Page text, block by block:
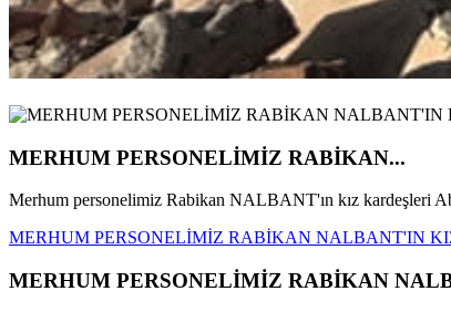
MERHUM PERSONELİMİZ RABİKAN...
Merhum personelimiz Rabikan NALBANT'ın kız
MERHUM PERSONELİMİZ RABİKAN NALBANT'IN
MERHUM PERSONELİMİZ RABİKAN